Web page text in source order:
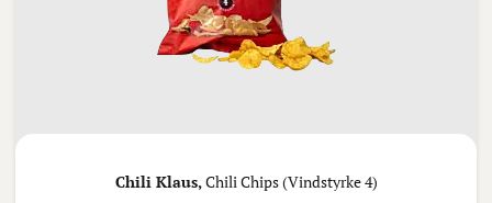
Chili Klaus, Chili Chips (Vindstyrke 4)